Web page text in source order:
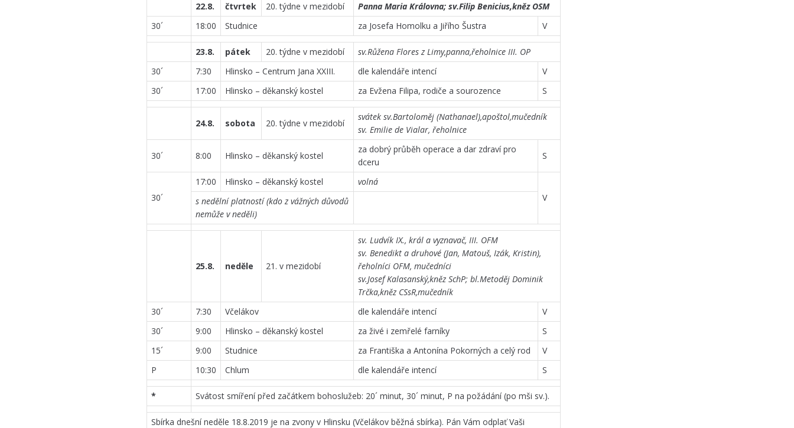
22.8. čtvrtek 20. týdne v mezidobí
Panna Maria Královna; sv.Filip Benicius,kněz OSM
30´
18:00 Studnice za Josefa Homolku a Jiřího Šustra V
23.8. pátek 20. týdne v mezidobí
sv.Růžena Flores z Limy,panna,řeholnice III. OP
30´
7:30 Hlinsko – Centrum Jana XXIII. dle kalendáře intencí
V
30´
17:00 Hlinsko – děkanský kostel za Evžena Filipa, rodiče a sourozence S
24.8. sobota 20. týdne v mezidobí
svátek sv.Bartoloměj (Nathanael),apoštol,mučedník
sv. Emilie de Vialar, řeholnice
30´ 8:00 Hlinsko – děkanský kostel
za dobrý průběh operace a dar zdraví pro
dceru
S
30´
17:00 Hlinsko – děkanský kostel
volná
V
s nedělní platností (kdo z vážných důvodů
nemůže v neděli)
25.8. neděle 21. v mezidobí
sv. Ludvík IX., král a vyznavač, III. OFM
sv. Benedikt a druhové (Jan, Matouš, Izák, Kristin),
řeholníci OFM, mučedníci
sv.Josef Kalasanský,kněz SchP; bl.Metoděj Dominik
Trčka,kněz CSsR,mučedník
30´
7:30 Včelákov dle kalendáře intencí
V
30´
9:00 Hlinsko – děkanský kostel za živé i zemřelé farníky
S
15´
9:00 Studnice za Františka a Antonína Pokorných a celý rod
V
P
10:30 Chlum dle kalendáře intencí S
* Svátost smíření před začátkem bohoslužeb: 20´ minut, 30´ minut, P na požádání (po mši sv.).
Sbírka dnešní neděle 18.8.2019 je na zvony v Hlinsku (Včelákov běžná sbírka). Pán Vám odplať Vaši